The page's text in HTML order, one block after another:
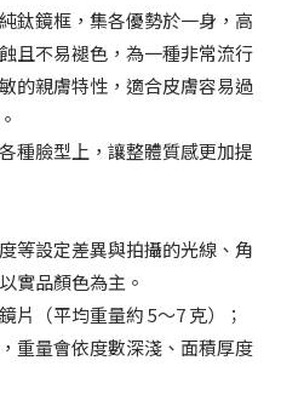
鈦鏡框，集各優勢於一身，高
且不易褪色，為一種非常流行
的親膚特性，適合皮膚容易過
種臉型上，讓整體質感更加提
等設定差異與拍攝的光線、角
實品顏色為主。
片（平均重量約 5～7 克）；
重量會依度數深淺、面積厚度